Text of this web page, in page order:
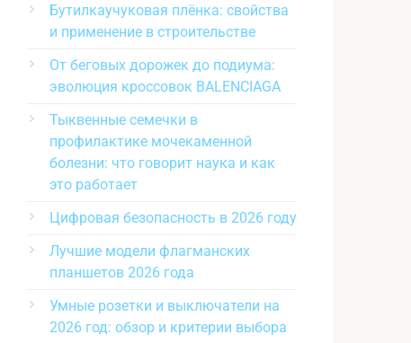
Бутилкаучуковая плёнка: свойства
и применение в строительстве
От беговых дорожек до подиума:
эволюция кроссовок BALENCIAGA
Тыквенные семечки в
профилактике мочекаменной
болезни: что говорит наука и как
это работает
Цифровая безопасность в 2026 году
Лучшие модели флагманских
планшетов 2026 года
Умные розетки и выключатели на
2026 год: обзор и критерии выбора